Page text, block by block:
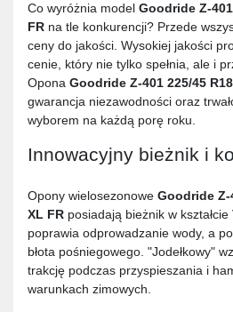
Co wyróżnia model Goodride Z-
FR na tle konkurencji? Przede
ceny do jakości. Wysokiej jakości
cenie, który nie tylko spełnia, ale i
Opona Goodride Z-401 225/45
gwarancja niezawodności oraz
wyborem na każdą porę roku.
Innowacyjny bieżnik i
Opony wielosezonowe Goodride Z-
XL FR posiadają bieżnik w
poprawia odprowadzanie wody, a
błota pośniegowego. "Jodełkowy"
trakcję podczas przyspieszania i
warunkach zimowych.